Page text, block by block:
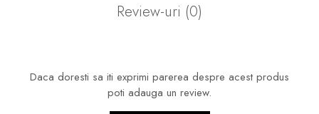
Review-uri (0)
Daca doresti sa iti exprimi parerea despre acest produs
poti adauga un review.